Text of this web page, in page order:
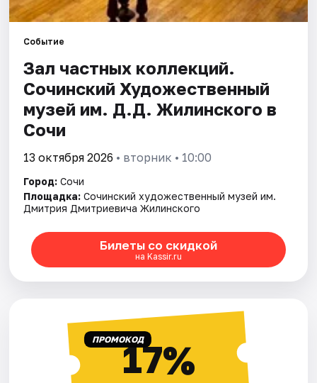
Событие
Зал частных коллекций.
Сочинский Художественный
музей им. Д.Д. Жилинского в
Сочи
13 октября 2026 • вторник • 10:00
Город: Сочи
Площадка: Сочинский художественный музей им.
Дмитрия Дмитриевича Жилинского
Билеты со скидкой
на Kassir.ru
ПРОМОКОД17%